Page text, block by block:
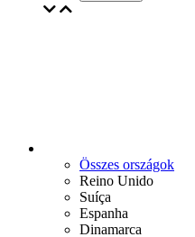
Összes országok
Reino Unido
Suíça
Espanha
Dinamarca